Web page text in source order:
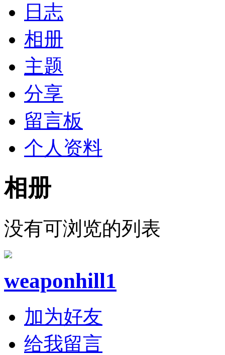
日志
相册
主题
分享
留言板
个人资料
相册
没有可浏览的列表
weaponhill1
加为好友
给我留言